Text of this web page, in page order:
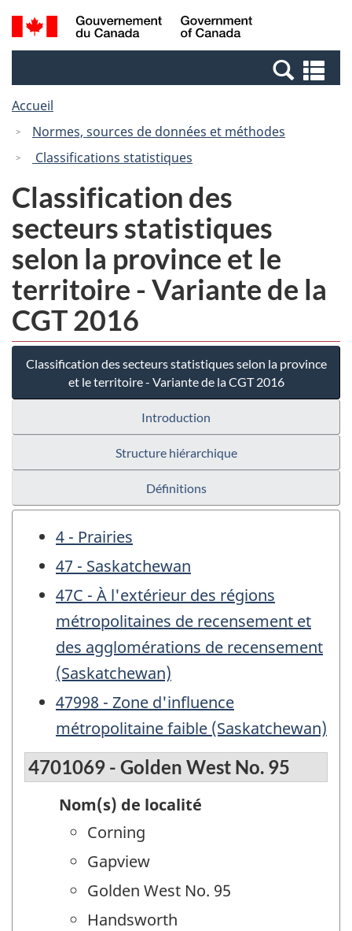
Passer
au
Passer
à
Canada
Recherche
et
et
Accueil
Normes, sources de données et méthodes
Classifications statistiques
Classification des
secteurs statistiques
selon la province et le
territoire - Variante de la
CGT 2016
Classification des secteurs statistiques selon la province
et le territoire - Variante de la CGT 2016
Introduction
Structure hiérarchique
Définitions
4 - Prairies
47 - Saskatchewan
47C - À l'extérieur des régions
métropolitaines de recensement et
des agglomérations de recensement
(Saskatchewan)
47998 - Zone d'influence
métropolitaine faible (Saskatchewan)
4701069 - Golden West No. 95
Nom(s) de localité
Corning
Gapview
Golden West No. 95
Handsworth